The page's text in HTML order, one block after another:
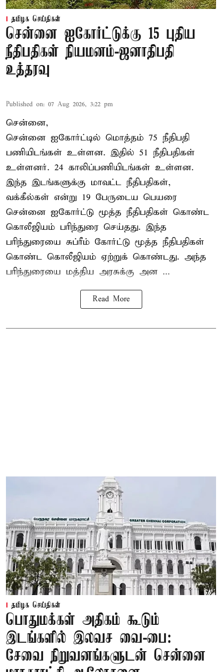
தமிழக செய்திகள்
சென்னை ஐகோர்ட்டுக்கு 15 புதிய
நீதிபதிகள் நியமனம்-ஜனாதிபதி
உத்தரவு
Published on: 07 Aug 2026, 3:22 pm
சென்னை,
சென்னை ஐகோர்ட்டில் மொத்தம் 75 நீதிபதி
பணியிடங்கள் உள்ளன. இதில் 51 நீதிபதிகள்
உள்ளனர். 24 காலிப்பணியிடங்கள் உள்ளன.
இந்த இடங்களுக்கு மாவட்ட நீதிபதிகள்,
வக்கீல்கள் என்று 19 பேருடைய பெயரை
சென்னை ஐகோர்ட்டு மூத்த நீதிபதிகள் கொண்ட
கொலீஜியம் பரிந்துரை செய்தது. இந்த
பரிந்துரையை சுப்ரீம் கோர்ட்டு மூத்த நீதிபதிகள்
கொண்ட கொலீஜியம் ஏற்றுக் கொண்டது. அந்த
பரிந்துரையை மத்திய அரசுக்கு அன ...
Read More
தமிழக செய்திகள்
பொதுமக்கள் அதிகம் கூடும்
இடங்களில் இலவச வை-பை:
சேவை நிறுவனங்களுடன் சென்னை